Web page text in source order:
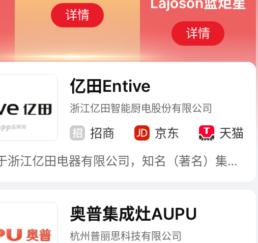
详情
详情
亿田Entive
浙江亿田智能厨电股份有限公司
招商 京东
天猫
亿田Entive，属于浙江亿田电器有限公司，知名（著名）集成环保灶品牌，浙江省著名商标，侧吸下排集成灶专利发明者，中国集成灶行业质量标准起草组长单位，中国厨具协会（嵊州）会长单位。
奥普集成灶AUPU
杭州普丽思科技有限公司